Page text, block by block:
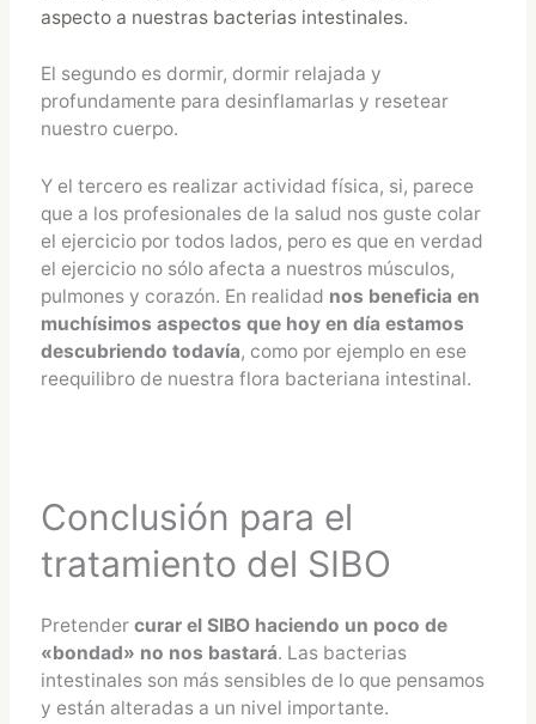
aspecto a nuestras bacterias intestinales.
El segundo es dormir, dormir relajada y
profundamente para desinflamarlas y resetear
nuestro cuerpo.
Y el tercero es realizar actividad física, si, parece
que a los profesionales de la salud nos guste colar
el ejercicio por todos lados, pero es que en verdad
el ejercicio no sólo afecta a nuestros músculos,
pulmones y corazón. En realidad nos beneficia en
muchísimos aspectos que hoy en día estamos
descubriendo todavía, como por ejemplo en ese
reequilibro de nuestra flora bacteriana intestinal.
Conclusión para el
tratamiento del SIBO
Pretender curar el SIBO haciendo un poco de
«bondad» no nos bastará. Las bacterias
intestinales son más sensibles de lo que pensamos
y están alteradas a un nivel importante.